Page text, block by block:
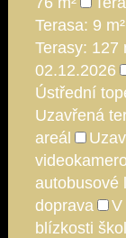
Terasa: 9 m²
Terasy: 127
02.12.2026
Ústřední
Uzavřená
areál
autobusové
doprava
V
blízkosti škol